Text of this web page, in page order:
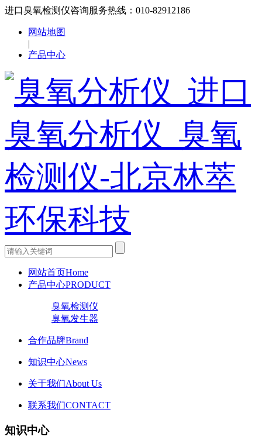
进口臭氧检测仪咨询服务热线：010-82912186
网站地图
|
产品中心
网站首页Home
产品中心PRODUCT
臭氧检测仪
臭氧发生器
合作品牌Brand
知识中心News
关于我们About Us
联系我们CONTACT
知识中心